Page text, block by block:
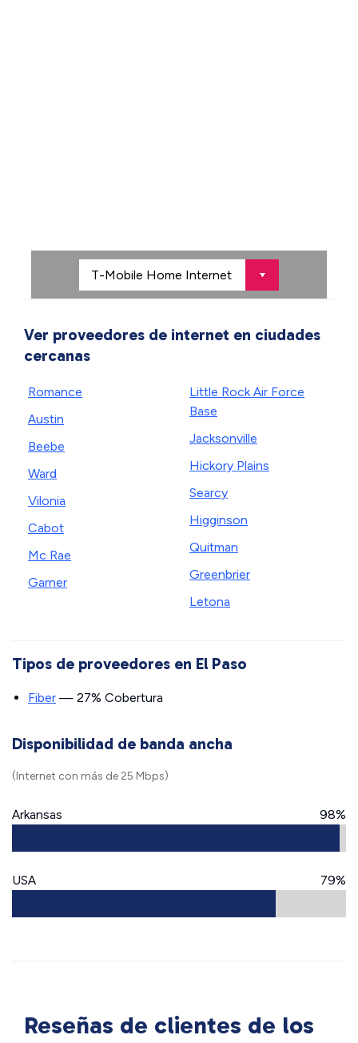
Ver proveedores de internet en ciudades
cercanas
Romance
Austin
Beebe
Ward
Vilonia
Cabot
Mc Rae
Garner
Little Rock Air Force
Base
Jacksonville
Hickory Plains
Searcy
Higginson
Quitman
Greenbrier
Letona
Tipos de proveedores en El Paso
Fiber — 27% Cobertura
Disponibilidad de banda ancha
(Internet con más de 25 Mbps)
Arkansas 98%
USA 79%
Reseñas de clientes de los